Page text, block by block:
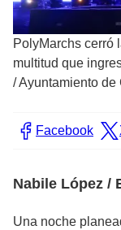
PolyMarchs cerró
multitud que
/ Ayuntamiento de
Facebook
Nabile López /
Una noche